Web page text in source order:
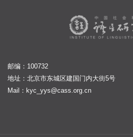
邮编：100732
地址：北京市东城区建国门内大街5号
Mail： kyc_yys@cass.org.cn